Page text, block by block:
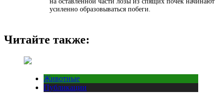
усиленно образовываться побеги.
Читайте также:
Животные
Публикации